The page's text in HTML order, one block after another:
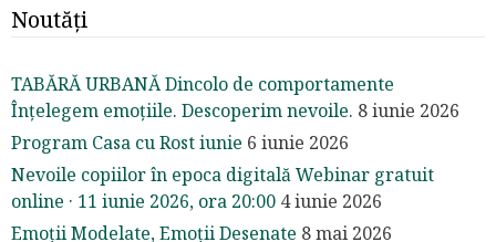
Noutăți
TABĂRĂ URBANĂ Dincolo de comportamente
Înțelegem emoțiile. Descoperim nevoile. 8 iunie 2026
Program Casa cu Rost iunie 6 iunie 2026
Nevoile copiilor în epoca digitală Webinar gratuit
online · 11 iunie 2026, ora 20:00 4 iunie 2026
Emoții Modelate, Emoții Desenate 8 mai 2026